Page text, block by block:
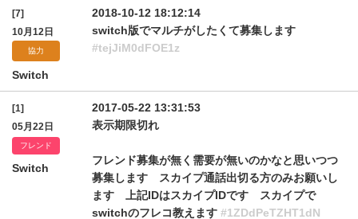
[7]
10月12日
協力
Switch
2018-10-12 18:12:14
switch版でマルチがしたくて募集します
#tejJiM0dFOE1z
[1]
05月22日
フレンド
Switch
2017-05-22 13:31:53
表示期限切れ
フレンド募集が無く需要が無いのかなと思いつつ
募集します スカイプ通話出切る方のみお願いし
ます 上記IDはスカイプIDです スカイプで
switchのフレコ教えます #1ZDdPeTZHT1dN